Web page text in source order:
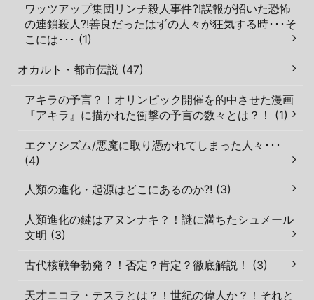
ワッツアップ集団リンチ殺人事件?!誤報が招いた恐怖
の連鎖殺人?!善良だったはずの人々が狂気する時･･･そ
こには･･･ (1)
オカルト・都市伝説 (47)
アキラの予言？！オリンピック開催を的中させた漫画
『アキラ』に描かれた衝撃の予言の数々とは？！ (1)
エクソシズム/悪魔に取り憑かれてしまった人々･･･
(4)
人類の進化・起源はどこにあるのか?! (3)
人類進化の鍵はアヌンナキ？！謎に満ちたシュメール
文明 (3)
古代核戦争勃発？！否定？肯定？徹底解説！ (3)
天才ニコラ・テスラとは？！世紀の偉人か？！それと